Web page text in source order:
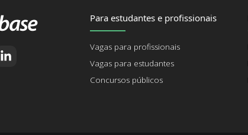
Para estudantes e profissionais
Vagas para profissionais
Vagas para estudantes
Concursos públicos